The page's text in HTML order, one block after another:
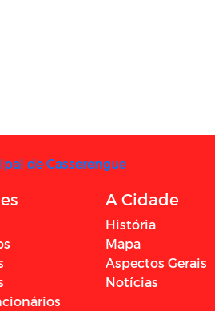
A Cidade
História
Mapa
Aspectos Gerais
Notícias